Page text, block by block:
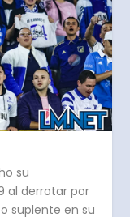
su
al derrotar por
suplente en su